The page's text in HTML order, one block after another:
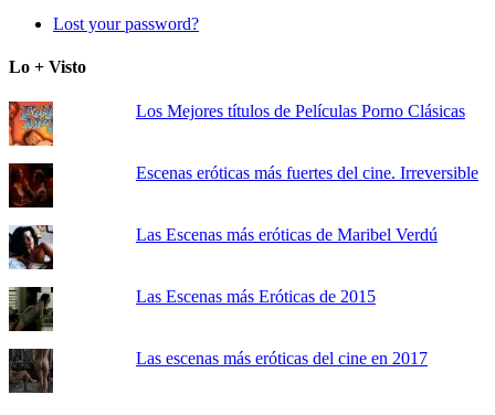
Lost your password?
Lo + Visto
Los Mejores títulos de Películas Porno Clásicas
Escenas eróticas más fuertes del cine. Irreversible
Las Escenas más eróticas de Maribel Verdú
Las Escenas más Eróticas de 2015
Las escenas más eróticas del cine en 2017